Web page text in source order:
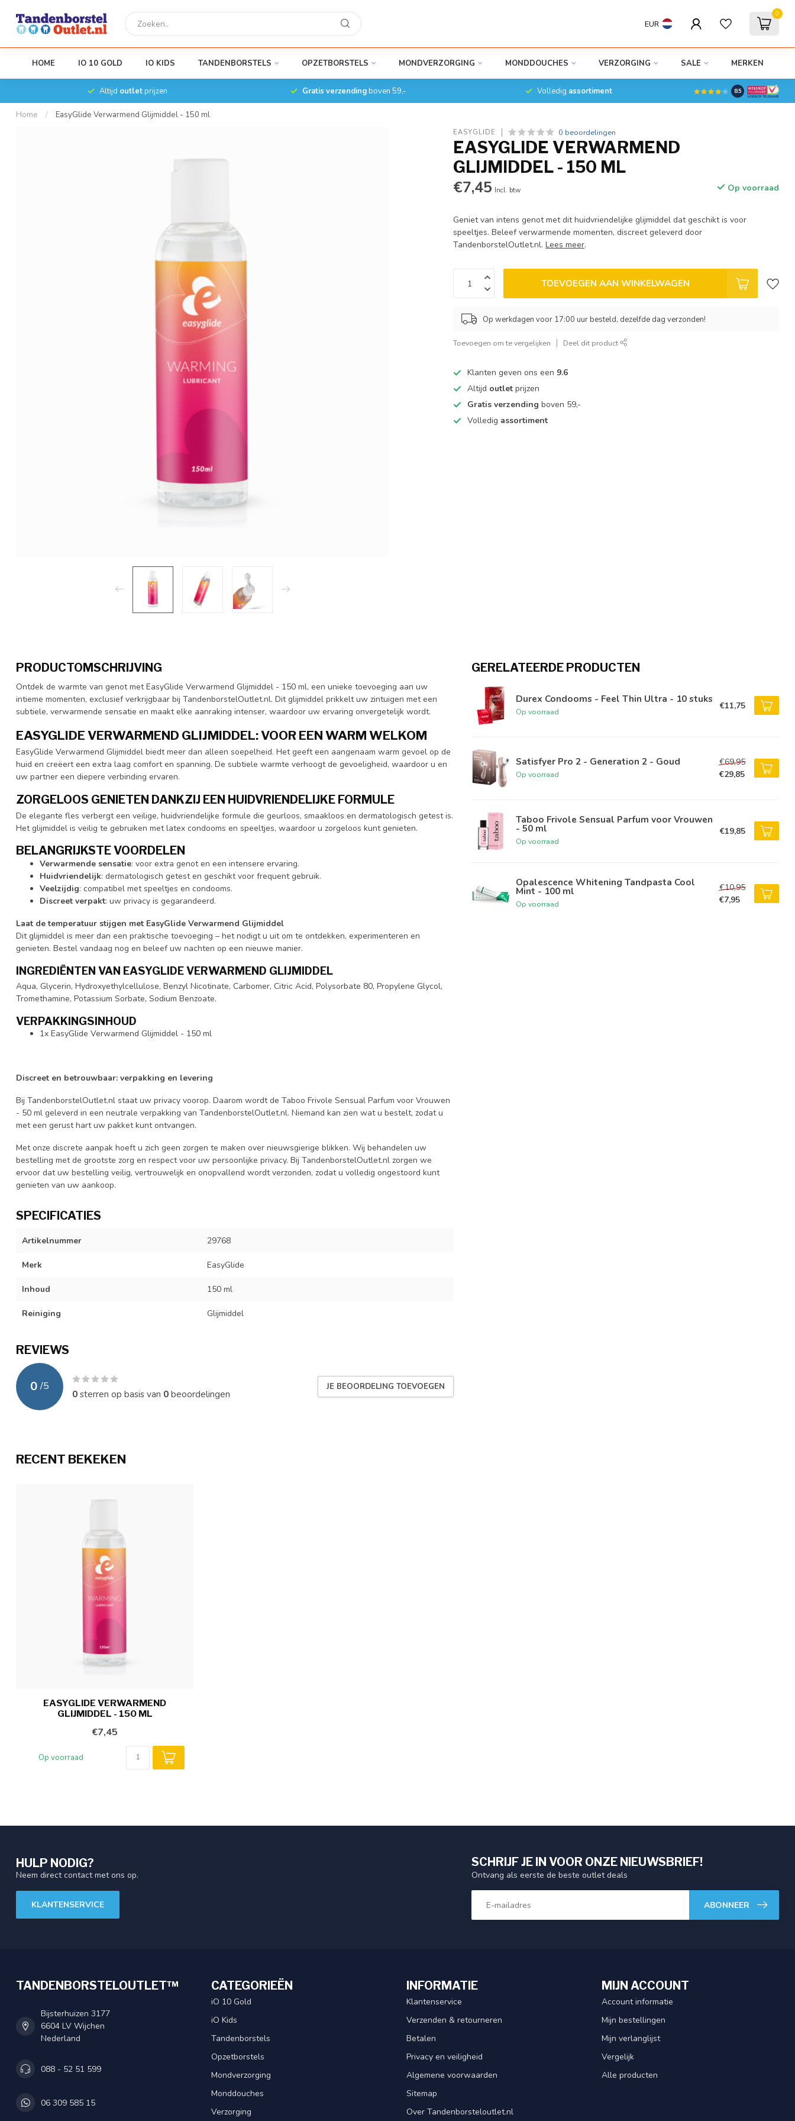
EUR
0
HOME IO 10 GOLD IO KIDS TANDENBORSTELS OPZETBORSTELS MONDVERZORGING MONDDOUCHES VERZORGING SALE MERKEN
Altijd outletprijzen Gratis verzendingboven 59,- Volledig assortiment 8.5
Home / EasyGlide Verwarmend Glijmiddel - 150 ml
EASYGLIDE 0 beoordelingen
EASYGLIDE VERWARMEND
GLIJMIDDEL - 150 ML
€7,45 Incl. btw Op voorraad
Geniet van intens genot met dit huidvriendelijke glijmiddel dat geschikt is voor
speeltjes. Beleef verwarmende momenten, discreet geleverd door
TandenborstelOutlet.nl.Lees meer.
TOEVOEGEN AAN WINKELWAGEN
Op werkdagen voor 17:00 uur besteld, dezelfde dag verzonden!
Toevoegen om te vergelijken Deel dit product
Klanten geven ons een 9.6
Altijd outlet prijzen
Gratis verzending boven 59,-
Volledig assortiment
PRODUCTOMSCHRIJVING
Ontdek de warmte van genot met EasyGlide Verwarmend Glijmiddel - 150 ml, een unieke toevoeging aan uw
intieme momenten, exclusief verkrijgbaar bij TandenborstelOutlet.nl. Dit glijmiddel prikkelt uw zintuigen met een
subtiele, verwarmende sensatie en maakt elke aanraking intenser, waardoor uw ervaring onvergetelijk wordt.
EASYGLIDE VERWARMEND GLIJMIDDEL: VOOR EEN WARM WELKOM
EasyGlide Verwarmend Glijmiddel biedt meer dan alleen soepelheid. Het geeft een aangenaam warm gevoel op de
huid en creëert een extra laag comfort en spanning. De subtiele warmte verhoogt de gevoeligheid, waardoor u en
uw partner een diepere verbinding ervaren.
ZORGELOOS GENIETEN DANKZIJ EEN HUIDVRIENDELIJKE FORMULE
De elegante fles verbergt een veilige, huidvriendelijke formule die geurloos, smaakloos en dermatologisch getest is.
Het glijmiddel is veilig te gebruiken met latex condooms en speeltjes, waardoor u zorgeloos kunt genieten.
BELANGRIJKSTE VOORDELEN
Verwarmende sensatie: voor extra genot en een intensere ervaring.
Huidvriendelijk: dermatologisch getest en geschikt voor frequent gebruik.
Veelzijdig: compatibel met speeltjes en condooms.
Discreet verpakt: uw privacy is gegarandeerd.
Laat de temperatuur stijgen met EasyGlide Verwarmend Glijmiddel
Dit glijmiddel is meer dan een praktische toevoeging – het nodigt u uit om te ontdekken, experimenteren en
genieten. Bestel vandaag nog en beleef uw nachten op een nieuwe manier.
INGREDIËNTEN VAN EASYGLIDE VERWARMEND GLIJMIDDEL
Aqua, Glycerin, Hydroxyethylcellulose, Benzyl Nicotinate, Carbomer, Citric Acid, Polysorbate 80, Propylene Glycol,
Tromethamine, Potassium Sorbate, Sodium Benzoate.
VERPAKKINGSINHOUD
1x EasyGlide Verwarmend Glijmiddel - 150 ml
Discreet en betrouwbaar: verpakking en levering
Bij TandenborstelOutlet.nl staat uw privacy voorop. Daarom wordt de Taboo Frivole Sensual Parfum voor Vrouwen
- 50 ml geleverd in een neutrale verpakking van TandenborstelOutlet.nl. Niemand kan zien wat u bestelt, zodat u
met een gerust hart uw pakket kunt ontvangen.
Met onze discrete aanpak hoeft u zich geen zorgen te maken over nieuwsgierige blikken. Wij behandelen uw
bestelling met de grootste zorg en respect voor uw persoonlijke privacy. Bij TandenborstelOutlet.nl zorgen we
ervoor dat uw bestelling veilig, vertrouwelijk en onopvallend wordt verzonden, zodat u volledig ongestoord kunt
genieten van uw aankoop.
SPECIFICATIES
Artikelnummer 29768
Merk EasyGlide
Inhoud 150 ml
Reiniging Glijmiddel
REVIEWS
0 /5
0sterren op basis van 0beoordelingen
JE BEOORDELING TOEVOEGEN
GERELATEERDE PRODUCTEN
Durex Condooms - Feel Thin Ultra - 10 stuks
Op voorraad
€11,75
Satisfyer Pro 2 - Generation 2 - Goud
Op voorraad
€69,95
€29,85
Taboo Frivole Sensual Parfum voor Vrouwen
- 50 ml
Op voorraad
€19,85
Opalescence Whitening Tandpasta Cool
Mint - 100 ml
Op voorraad
€10,95
€7,95
RECENT BEKEKEN
EASYGLIDE VERWARMEND
GLIJMIDDEL - 150 ML
€7,45
Op voorraad
HULP NODIG?
Neem direct contact met ons op.
KLANTENSERVICE
SCHRIJF JE IN VOOR ONZE NIEUWSBRIEF!
Ontvang als eerste de beste outlet deals
ABONNEER
TANDENBORSTELOUTLET™
Bijsterhuizen 3177
6604 LV Wijchen
Nederland
088 - 52 51 599
06 309 585 15
CATEGORIEËN
iO 10 Gold
iO Kids
Tandenborstels
Opzetborstels
Mondverzorging
Monddouches
Verzorging
INFORMATIE
Klantenservice
Verzenden & retourneren
Betalen
Privacy en veiligheid
Algemene voorwaarden
Sitemap
Over Tandenborsteloutlet.nl
MIJN ACCOUNT
Account informatie
Mijn bestellingen
Mijn verlanglijst
Vergelijk
Alle producten